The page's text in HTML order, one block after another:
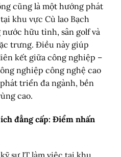
cũng là một hướng phát
khu vực Cù lao Bạch
hữu tình, sân golf và
trưng. Điều này giúp
kết giữa công nghiệp –
nghiệp công nghệ cao
triển đa ngành, bền
cao.
đẳng cấp: Điểm nhấn